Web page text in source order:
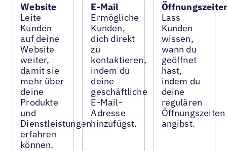
Website
Leite
Kunden
auf deine
Website
weiter,
damit sie
mehr über
deine
Produkte
und
Dienstleistungen
erfahren
können.
E-Mail
Ermögliche
Kunden,
dich direkt
zu
kontaktieren,
indem du
deine
geschäftliche
E-Mail-
Adresse
hinzufügst.
Lass
Kunden
wissen,
wann du
geöffnet
hast,
indem du
deine
regulären
Öffnungszeiten
angibst.